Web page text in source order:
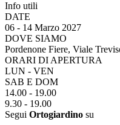
Info utili
DATE
06 - 14 Marzo 2027
DOVE SIAMO
Pordenone Fiere, Viale
ORARI DI APERTURA
LUN - VEN
SAB E DOM
14.00 - 19.00
9.30 - 19.00
Segui Ortogiardino su